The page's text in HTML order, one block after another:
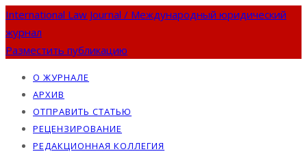
International Law Journal / Международный юридический
журнал
Разместить публикацию
О ЖУРНАЛЕ
АРХИВ
ОТПРАВИТЬ СТАТЬЮ
РЕЦЕНЗИРОВАНИЕ
РЕДАКЦИОННАЯ КОЛЛЕГИЯ